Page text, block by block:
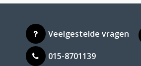
Veelgestelde vragen
015-8701139